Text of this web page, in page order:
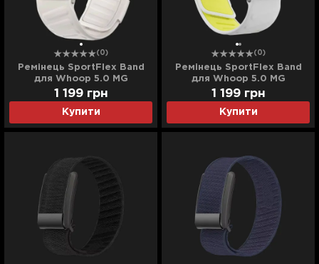
(0)
Ремінець SportFlex Band
для Whoop 5.0 MG
(Starlight)
Купити
1 199 грн
(0)
Ремінець SportFlex Band
для Whoop 5.0 MG
(Yellow/White)
Купити
1 199 грн